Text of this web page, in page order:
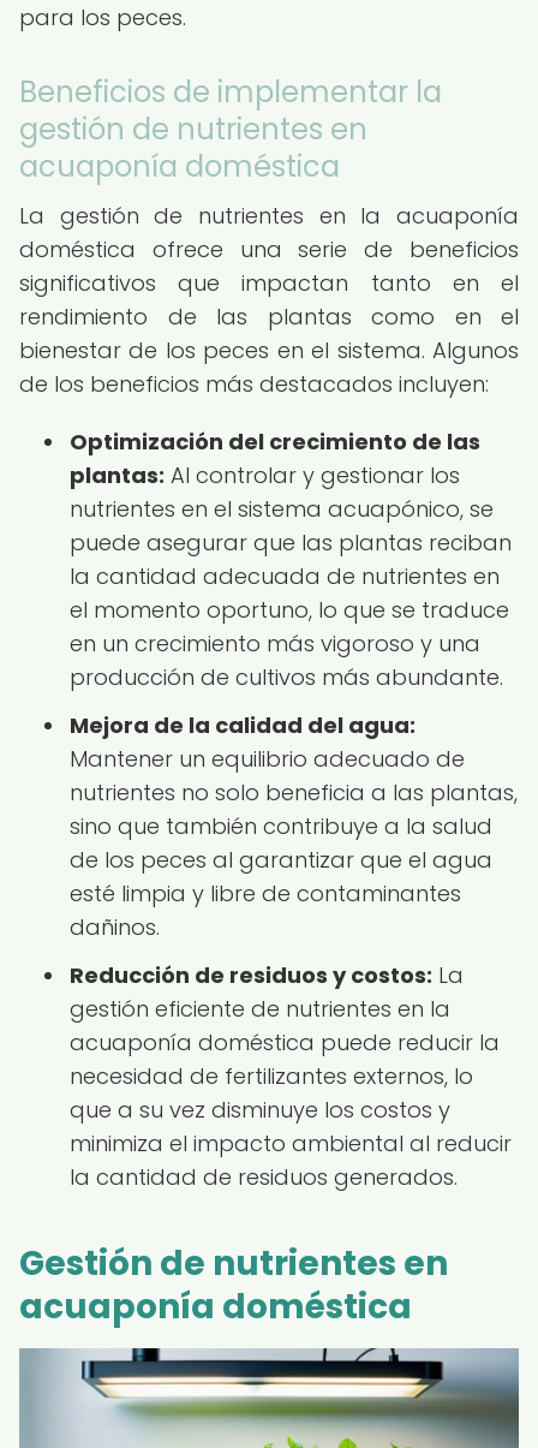
para los peces.
Beneficios de implementar la
gestión de nutrientes en
acuaponía doméstica
La gestión de nutrientes en la acuaponía
doméstica ofrece una serie de beneficios
significativos que impactan tanto en el
rendimiento de las plantas como en el
bienestar de los peces en el sistema. Algunos
de los beneficios más destacados incluyen:
Optimización del crecimiento de las
plantas: Al controlar y gestionar los
nutrientes en el sistema acuapónico, se
puede asegurar que las plantas reciban
la cantidad adecuada de nutrientes en
el momento oportuno, lo que se traduce
en un crecimiento más vigoroso y una
producción de cultivos más abundante.
Mejora de la calidad del agua:
Mantener un equilibrio adecuado de
nutrientes no solo beneficia a las plantas,
sino que también contribuye a la salud
de los peces al garantizar que el agua
esté limpia y libre de contaminantes
dañinos.
Reducción de residuos y costos: La
gestión eficiente de nutrientes en la
acuaponía doméstica puede reducir la
necesidad de fertilizantes externos, lo
que a su vez disminuye los costos y
minimiza el impacto ambiental al reducir
la cantidad de residuos generados.
Gestión de nutrientes en
acuaponía doméstica